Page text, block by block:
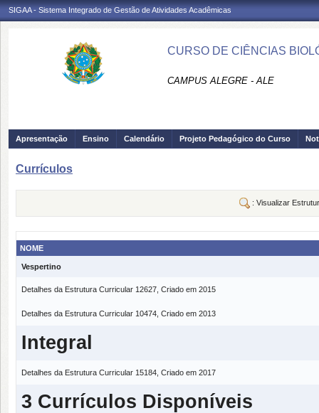
SIGAA - Sistema Integrado de Gestão de Atividades Acadêmicas
CURSO DE CIÊNCIAS
CAMPUS ALEGRE - ALE
Apresentação Ensino Calendário Projeto Pedagógico do Curso
Currículos
: Visualizar
NOME
Vespertino
Detalhes da Estrutura Curricular 12627, Criado em 2015
Detalhes da Estrutura Curricular 10474, Criado em 2013
Integral
Detalhes da Estrutura Curricular 15184, Criado em 2017
3 Currículos Disponíveis